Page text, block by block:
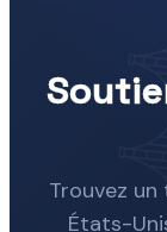
Trouvez un
États-